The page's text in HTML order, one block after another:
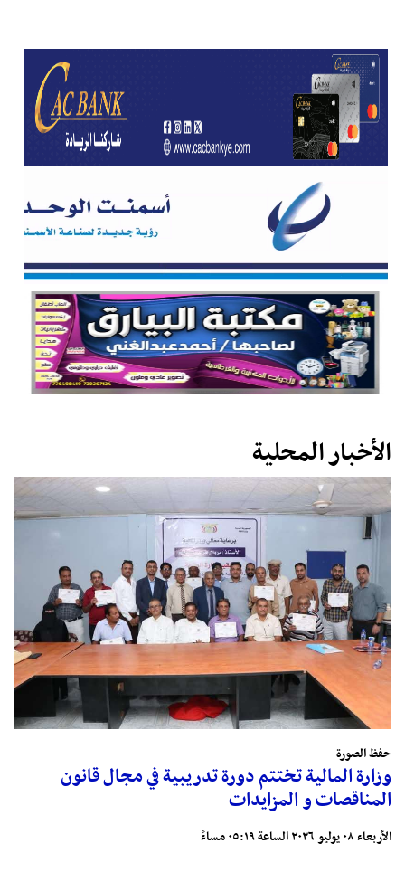
الأخبار المحلية
حفظ الصورة
وزارة المالية تختتم دورة تدريبية في مجال قانون
المناقصات و المزايدات
الأربعاء ٠٨ يوليو ٢٠٢٦ الساعة ٠٥:١٩ مساءً